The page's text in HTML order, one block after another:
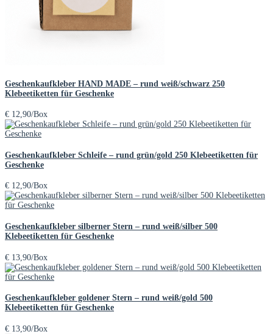
Geschenkaufkleber HAND MADE – rund weiß/schwarz 250
Klebeetiketten für Geschenke
€ 12,90/Box
Geschenkaufkleber Schleife – rund grün/gold 250 Klebeetiketten für
Geschenke
€ 12,90/Box
Geschenkaufkleber silberner Stern – rund weiß/silber 500
Klebeetiketten für Geschenke
€ 13,90/Box
Geschenkaufkleber goldener Stern – rund weiß/gold 500
Klebeetiketten für Geschenke
€ 13,90/Box